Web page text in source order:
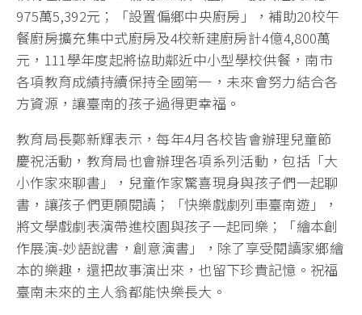
975萬5,392元；「設置偏鄉中央廚房」，補助20校午
餐廚房擴充集中式廚房及4校新建廚房計4億4,800萬
元，111學年度起將協助鄰近中小型學校供餐，南市
各項教育成績持續保持全國第一，未來會努力結合各
方資源，讓臺南的孩子過得更幸福。
教育局長鄭新輝表示，每年4月各校皆會辦理兒童節
慶祝活動，教育局也會辦理各項系列活動，包括「大
小作家來聊書」，兒童作家驚喜現身與孩子們一起聊
書，讓孩子們更願閱讀；「快樂戲劇列車臺南遊」，
將文學戲劇表演帶進校園與孩子一起同樂；「繪本創
作展演-妙語說書，創意演書」，除了享受閱讀家鄉繪
本的樂趣，還把故事演出來，也留下珍貴記憶。祝福
臺南未來的主人翁都能快樂長大。